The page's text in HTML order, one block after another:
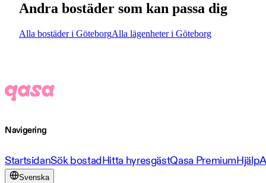
Andra bostäder som kan passa dig
Alla bostäder i GöteborgAlla lägenheter i Göteborg
Navigering
StartsidanSök bostadHitta hyresgästQasa PremiumHjälp
Svenska